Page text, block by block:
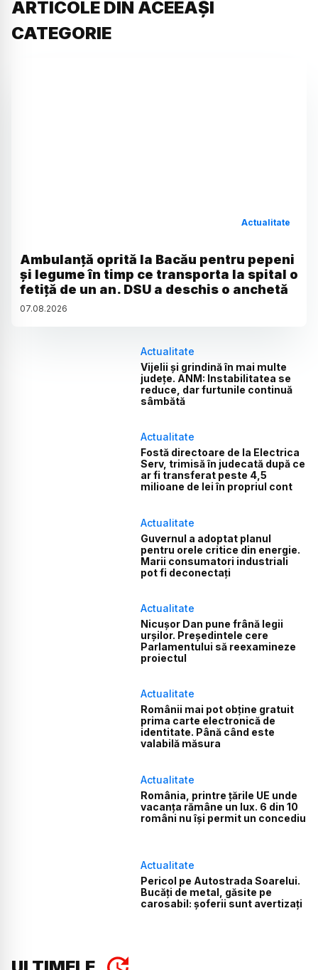
ARTICOLE DIN ACEEAȘI
CATEGORIE
Actualitate
Ambulanță oprită la Bacău pentru pepeni
și legume în timp ce transporta la spital o
fetiță de un an. DSU a deschis o anchetă
07.08.2026
Actualitate
Vijelii și grindină în mai multe
județe. ANM: Instabilitatea se
reduce, dar furtunile continuă
sâmbătă
Actualitate
Fostă directoare de la Electrica
Serv, trimisă în judecată după ce
ar fi transferat peste 4,5
milioane de lei în propriul cont
Actualitate
Guvernul a adoptat planul
pentru orele critice din energie.
Marii consumatori industriali
pot fi deconectați
Actualitate
Nicușor Dan pune frână legii
urșilor. Președintele cere
Parlamentului să reexamineze
proiectul
Actualitate
Românii mai pot obține gratuit
prima carte electronică de
identitate. Până când este
valabilă măsura
Actualitate
România, printre țările UE unde
vacanța rămâne un lux. 6 din 10
români nu își permit un concediu
Actualitate
Pericol pe Autostrada Soarelui.
Bucăți de metal, găsite pe
carosabil: șoferii sunt avertizați